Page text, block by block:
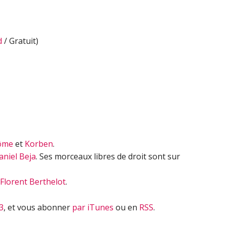
/ Gratuit)
et Korben.
Beja. Ses morceaux libres de droit sont sur
Florent Berthelot.
, et vous abonner par iTunes ou en RSS.